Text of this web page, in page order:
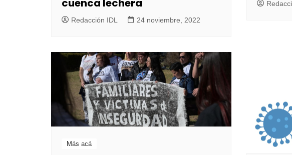
Redacción IDL 24 noviembre, 2022
Más acá